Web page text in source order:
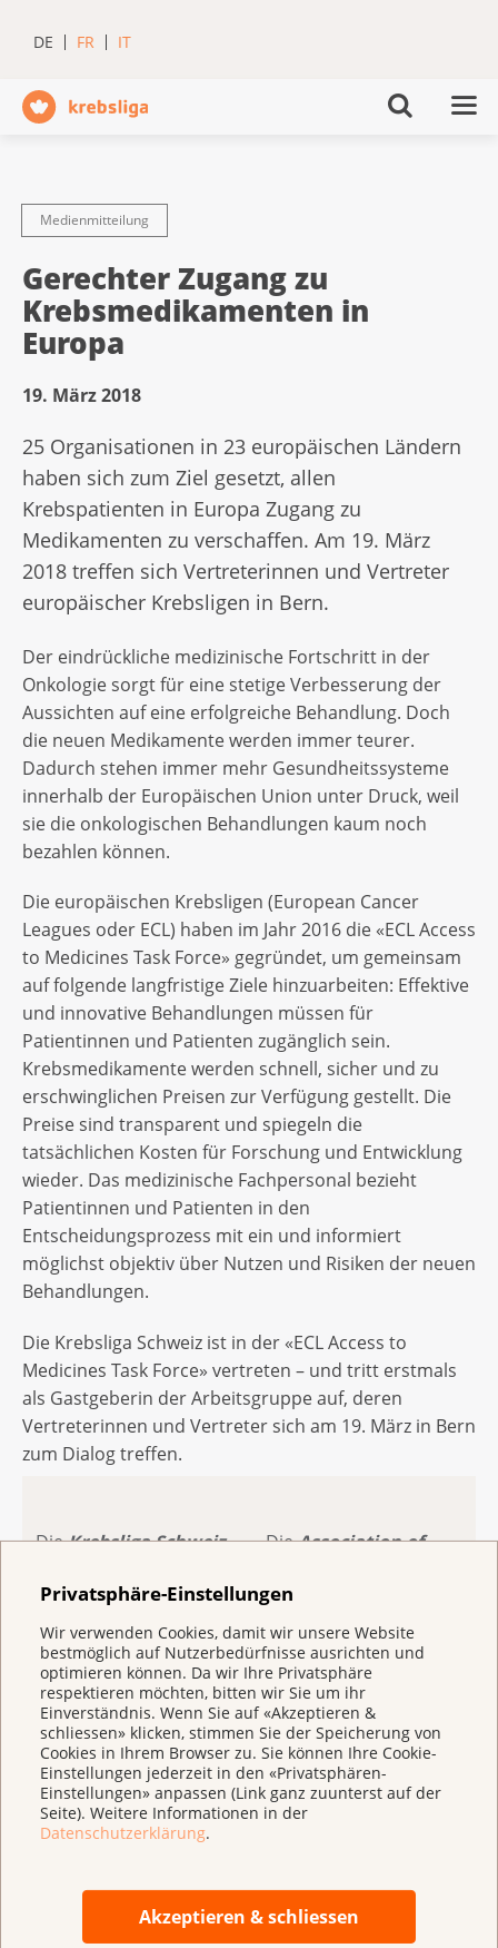
Privatsphäre-Einstellungen
Wir verwenden Cookies, damit wir unsere Website
bestmöglich auf Nutzerbedürfnisse ausrichten und
optimieren können. Da wir Ihre Privatsphäre
respektieren möchten, bitten wir Sie um ihr
Einverständnis. Wenn Sie auf «Akzeptieren &
schliessen» klicken, stimmen Sie der Speicherung von
Cookies in Ihrem Browser zu. Sie können Ihre Cookie-
Einstellungen jederzeit in den «Privatsphären-
Einstellungen» anpassen (Link ganz zuunterst auf der
Seite). Weitere Informationen in der
Datenschutzerklärung.
Akzeptieren & schliessen
DE FR IT
Medienmitteilung
Gerechter Zugang zu
Krebsmedikamenten in
Europa
19. März 2018
25 Organisationen in 23 europäischen Ländern
haben sich zum Ziel gesetzt, allen
Krebspatienten in Europa Zugang zu
Medikamenten zu verschaffen. Am 19. März
2018 treffen sich Vertreterinnen und Vertreter
europäischer Krebsligen in Bern.
Der eindrückliche medizinische Fortschritt in der
Onkologie sorgt für eine stetige Verbesserung der
Aussichten auf eine erfolgreiche Behandlung. Doch
die neuen Medikamente werden immer teurer.
Dadurch stehen immer mehr Gesundheitssysteme
innerhalb der Europäischen Union unter Druck, weil
sie die onkologischen Behandlungen kaum noch
bezahlen können.
Die europäischen Krebsligen (European Cancer
Leagues oder ECL) haben im Jahr 2016 die «ECL Access
to Medicines Task Force» gegründet, um gemeinsam
auf folgende langfristige Ziele hinzuarbeiten: Effektive
und innovative Behandlungen müssen für
Patientinnen und Patienten zugänglich sein.
Krebsmedikamente werden schnell, sicher und zu
erschwinglichen Preisen zur Verfügung gestellt. Die
Preise sind transparent und spiegeln die
tatsächlichen Kosten für Forschung und Entwicklung
wieder. Das medizinische Fachpersonal bezieht
Patientinnen und Patienten in den
Entscheidungsprozess mit ein und informiert
möglichst objektiv über Nutzen und Risiken der neuen
Behandlungen.
Die Krebsliga Schweiz ist in der «ECL Access to
Medicines Task Force» vertreten – und tritt erstmals
als Gastgeberin der Arbeitsgruppe auf, deren
Vertreterinnen und Vertreter sich am 19. März in Bern
zum Dialog treffen.
DieKrebsliga Schweiz
engagiert sich als
Organisation in der
Krebsprävention, in der
Forschungsförderung
und für die
Unterstützung von
Menschen mit Krebs
und ihren Angehörigen.
Sie vereinigt als
nationale
Sitz in Bern 19
kantonale und
regionale Ligen. Sie wird
DieAssociation of
Leagues (ECL)
Krebsorganisationen in
Europa. Ihre Rolle
besteht darin, die
Zusammenarbeit
zwischen europäischen
Krebsligen zu
erleichtern, die
Krebsbekämpfung und
Zusammenarbeit ihrer
Mitglieder positiv zu